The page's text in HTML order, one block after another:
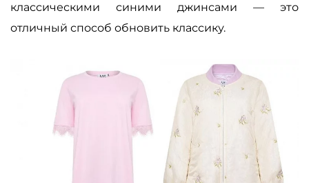
классическими синими джинсами — это
отличный способ обновить классику.